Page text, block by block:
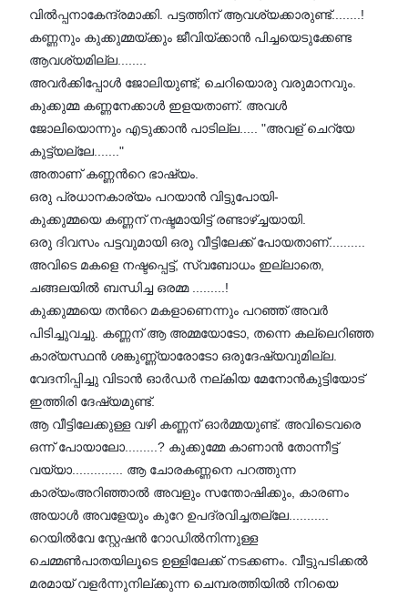
വില്‍പ്പനാകേന്ദ്രമാക്കി. പട്ടത്തിന് ആവശ്യക്കാരുണ്ട്........!
കണ്ണനും കുക്കുമ്മയ്ക്കും ജീവിയ്ക്കാന്‍ പിച്ചയെടുക്കേണ്ട
ആവശ്യമില്ല........
അവര്‍ക്കിപ്പോള്‍ ജോലിയുണ്ട്; ചെറിയൊരു വരുമാനവും.
കുക്കുമ്മ കണ്ണനേക്കാള്‍ ഇളയതാണ്. അവള്‍
ജോലിയൊന്നും എടുക്കാന്‍ പാടില്ല..... "അവള് ചെറ്യേ
കുട്ട്യല്ലേ......."
അതാണ് കണ്ണന്‍റെ ഭാഷ്യം.
ഒരു പ്രധാനകാര്യം പറയാന്‍ വിട്ടുപോയി-
കുക്കുമ്മയെ കണ്ണന് നഷ്ടമായിട്ട് രണ്ടാഴ്ച്ചയായി.
ഒരു ദിവസം പട്ടവുമായി ഒരു വീട്ടിലേക്ക് പോയതാണ്..........
അവിടെ മകളെ നഷ്ടപ്പെട്ട്, സ്വബോധം ഇല്ലാതെ,
ചങ്ങലയില്‍ ബന്ധിച്ച ഒരമ്മ .........!
കുക്കുമ്മയെ തന്‍റെ മകളാണെന്നും പറഞ്ഞ് അവര്‍
പിടിച്ചുവച്ചു. കണ്ണന് ആ അമ്മയോടോ, തന്നെ കല്ലെറിഞ്ഞ
കാര്യസ്ഥന്‍ ശങ്കുണ്ണ്യാരോടോ ഒരുദേഷ്യവുമില്ല.
വേദനിപ്പിച്ചു വിടാന്‍ ഓര്‍ഡര്‍ നല്കിയ മേനോന്‍കുട്ടിയോട്
ഇത്തിരി ദേഷ്യമുണ്ട്.
ആ വീട്ടിലേക്കുള്ള വഴി കണ്ണന് ഓര്‍മ്മയുണ്ട്. അവിടെവരെ
ഒന്ന് പോയാലോ.........? കുക്കുമ്മേ കാണാന്‍ തോന്നീട്ട്
വയ്യാ.............. ആ ചോരകണ്ണനെ പറത്തുന്ന
കാര്യംഅറിഞ്ഞാല്‍ അവളും സന്തോഷിക്കും, കാരണം
അയാള്‍ അവളേയും കുറേ ഉപദ്രവിച്ചതല്ലേ...........
റെയില്‍വേ സ്റ്റേഷന്‍ റോഡില്‍നിന്നുള്ള
ചെമ്മണ്‍പാതയിലൂടെ ഉള്ളിലേക്ക് നടക്കണം. വീട്ടുപടിക്കല്‍
മരമായ് വളര്‍ന്നുനില്ക്കുന്ന ചെമ്പരത്തിയില്‍ നിറയെ